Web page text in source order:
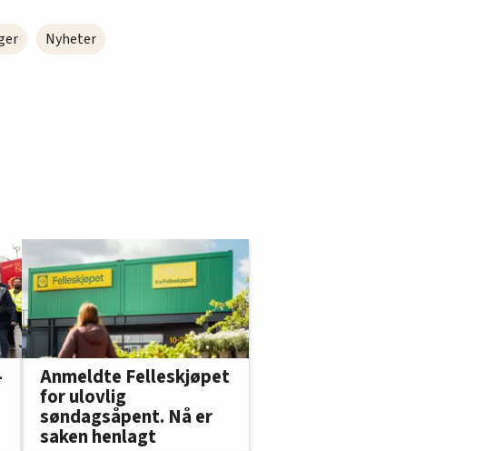
Nyheter
Anmeldte Felleskjøpet
for ulovlig
søndagsåpent. Nå er
saken henlagt